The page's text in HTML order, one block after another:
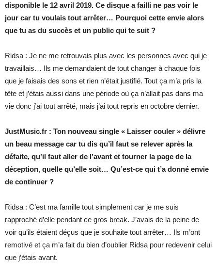
disponible le 12 avril 2019. Ce disque a failli ne pas voir le
jour car tu voulais tout arrêter… Pourquoi cette envie alors
que tu as du succès et un public qui te suit ?
Ridsa : Je ne me retrouvais plus avec les personnes avec qui je
travaillais… Ils me demandaient de tout changer à chaque fois
que je faisais des sons et rien n’était justifié. Tout ça m’a pris la
tête et j’étais aussi dans une période où ça n’allait pas dans ma
vie donc j’ai tout arrêté, mais j’ai tout repris en octobre dernier.
JustMusic.fr : Ton nouveau single « Laisser couler » délivre
un beau message car tu dis qu’il faut se relever après la
défaite, qu’il faut aller de l’avant et tourner la page de la
déception, quelle qu’elle soit… Qu’est-ce qui t’a donné envie
de continuer ?
Ridsa : C’est ma famille tout simplement car je me suis
rapproché d’elle pendant ce gros break. J’avais de la peine de
voir qu’ils étaient déçus que je souhaite tout arrêter… Ils m’ont
remotivé et ça m’a fait du bien d’oublier Ridsa pour redevenir celui
que j’étais avant.